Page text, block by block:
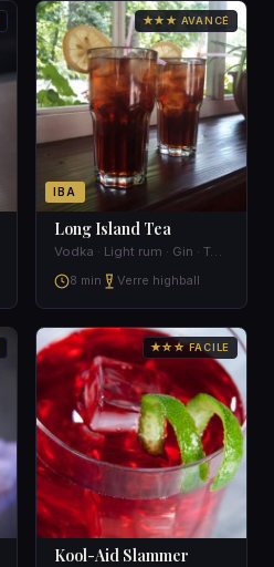
★★★ AVANCÉ
IBA
Long Island Tea
Vodka · Light rum · Gin · Tequila
8 min
Verre highball
★☆☆ FACILE
Kool-Aid Slammer